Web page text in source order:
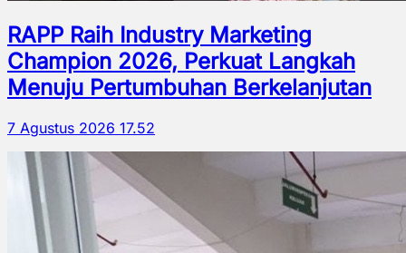
RAPP Raih Industry Marketing
Champion 2026, Perkuat Langkah
Menuju Pertumbuhan Berkelanjutan
7 Agustus 2026 17.52